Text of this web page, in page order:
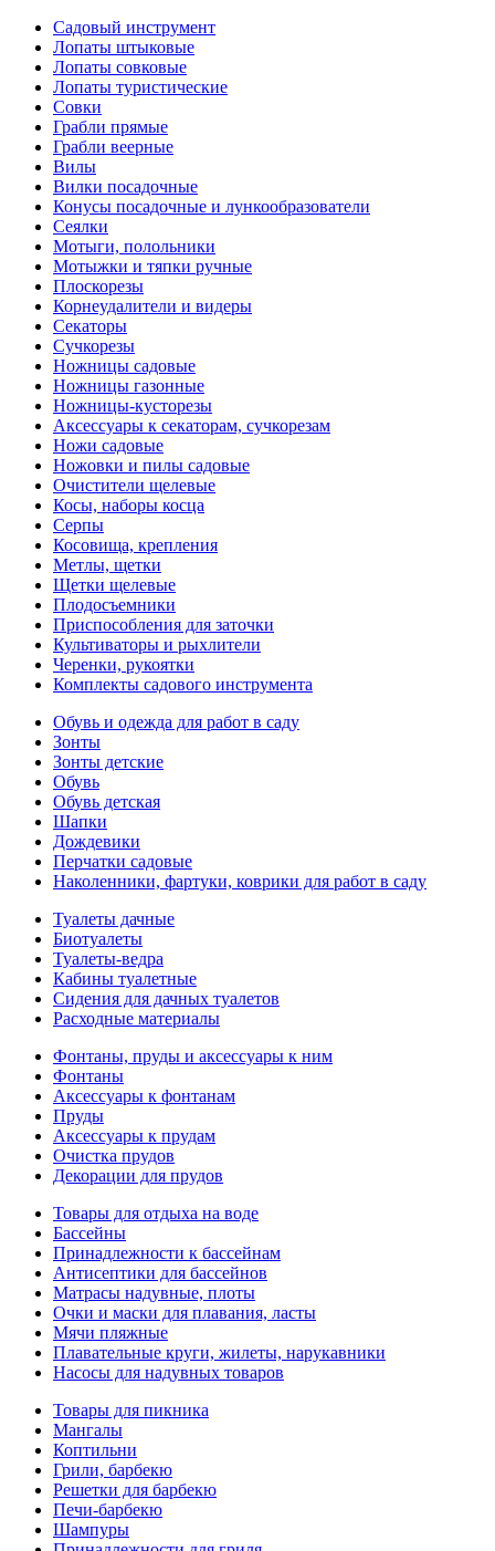
Садовый инструмент
Лопаты штыковые
Лопаты совковые
Лопаты туристические
Совки
Грабли прямые
Грабли веерные
Вилы
Вилки посадочные
Конусы посадочные и лункообразователи
Сеялки
Мотыги, полольники
Мотыжки и тяпки ручные
Плоскорезы
Корнеудалители и видеры
Секаторы
Сучкорезы
Ножницы садовые
Ножницы газонные
Ножницы-кусторезы
Аксессуары к секаторам, сучкорезам
Ножи садовые
Ножовки и пилы садовые
Очистители щелевые
Косы, наборы косца
Серпы
Косовища, крепления
Метлы, щетки
Щетки щелевые
Плодосъемники
Приспособления для заточки
Культиваторы и рыхлители
Черенки, рукоятки
Комплекты садового инструмента
Обувь и одежда для работ в саду
Зонты
Зонты детские
Обувь
Обувь детская
Шапки
Дождевики
Перчатки садовые
Наколенники, фартуки, коврики для работ в саду
Туалеты дачные
Биотуалеты
Туалеты-ведра
Кабины туалетные
Сидения для дачных туалетов
Расходные материалы
Фонтаны, пруды и аксессуары к ним
Фонтаны
Аксессуары к фонтанам
Пруды
Аксессуары к прудам
Очистка прудов
Декорации для прудов
Товары для отдыха на воде
Бассейны
Принадлежности к бассейнам
Антисептики для бассейнов
Матраcы надувные, плоты
Очки и маски для плавания, ласты
Мячи пляжные
Плавательные круги, жилеты, нарукавники
Насосы для надувных товаров
Товары для пикника
Мангалы
Коптильни
Грили, барбекю
Решетки для барбекю
Печи-барбекю
Шампуры